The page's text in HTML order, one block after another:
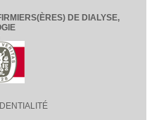
DE DIALYSE,